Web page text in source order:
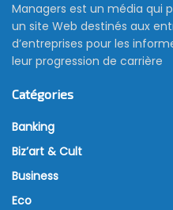
Managers est un média qui
un site Web destinés aux
d’entreprises pour les
leur progression de carrière
Catégories
Banking
Biz’art & Cult
Business
Eco